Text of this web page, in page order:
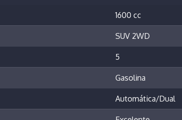
1600 cc
SUV 2WD
5
Gasolina
Automática/Dual